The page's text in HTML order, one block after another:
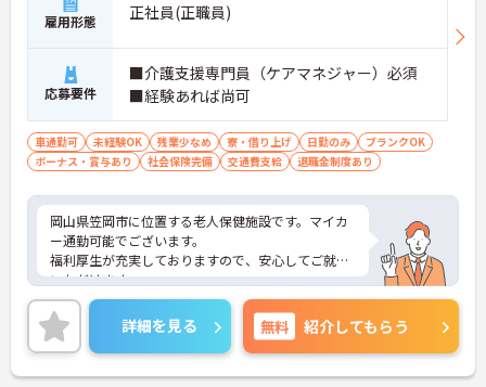
雇用形態 正社員(正職員)
応募要件
■介護支援専門員（ケアマネジャー）必須
■経験あれば尚可
車通勤可 未経験OK 残業少なめ 寮・借り上げ 日勤のみ
ブランクOK
ボーナス・賞与あり
社会保険完備 交通費支給 退職金制度あり
岡山県笠岡市に位置する老人保健施設です。マイカ
ー通勤可能でございます。
福利厚生が充実しておりますので、安心してご就業
いただけます。
昇給や賞与制度があり頑張りが評価されてしっかり
と職員に還元されます。
ご興味のある方には、面接対策ポイントなど、さら
に詳細をお話しいたしますのでお気軽にご相談くだ
さい！
詳細を見る 無料 紹介してもらう